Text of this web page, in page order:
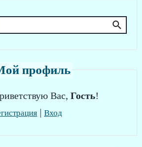
профиль
Вас, Гость!
| Вход